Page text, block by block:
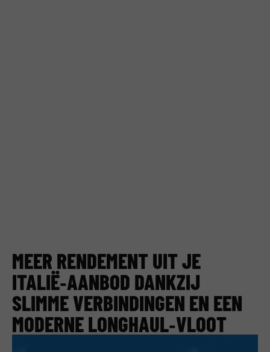
MEER RENDEMENT UIT JE
ITALIË‑AANBOD DANKZIJ
SLIMME VERBINDINGEN EN EEN
MODERNE LONGHAUL‑VLOOT